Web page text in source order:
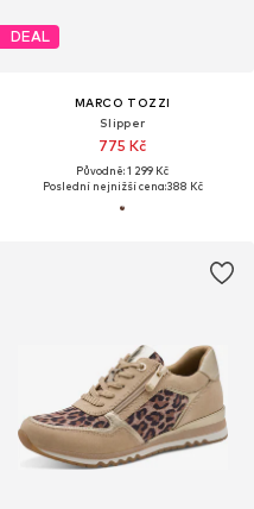
DEAL
MARCO TOZZI
Slipper
775 Kč
Původně: 1 299 Kč
Poslední nejnižší cena:388 Kč